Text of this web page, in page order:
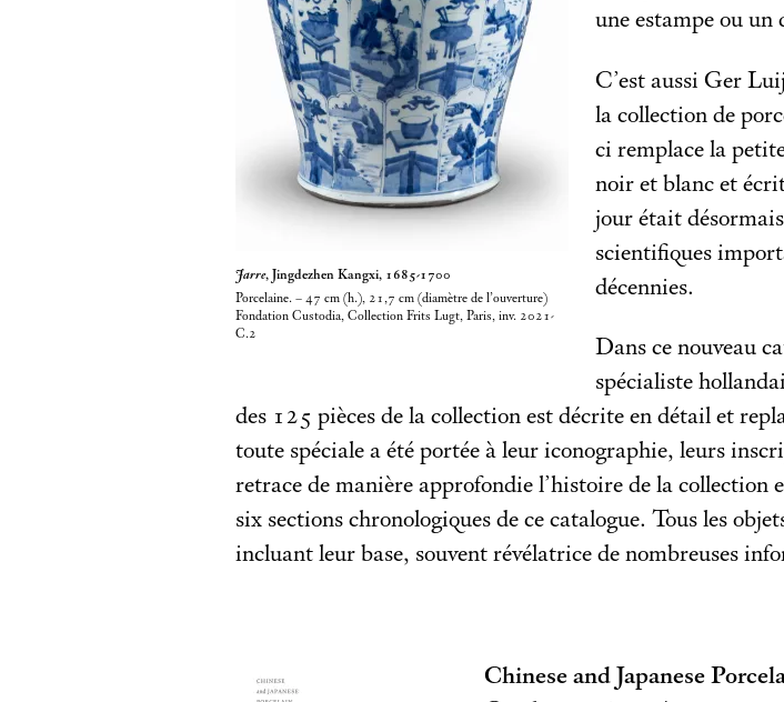
Jarre, Jingdezhen Kangxi, 1685-1700
Porcelaine. – 47 cm (h.), 21,7 cm (diamètre de l’ouverture)
Fondation Custodia, Collection Frits Lugt, Paris, inv. 2021-
C.2
une estampe ou un
C’est aussi Ger
la collection de
ci remplace la
noir et blanc et
jour était
scientifiques
décennies.
Dans ce nouveau
spécialiste
des 125 pièces de la collection est décrite en détail et
toute spéciale a été portée à leur iconographie, leurs
retrace de manière approfondie l’histoire de la collection
six sections chronologiques de ce catalogue. Tous les
incluant leur base, souvent révélatrice de nombreuses
Chinese and Japanese